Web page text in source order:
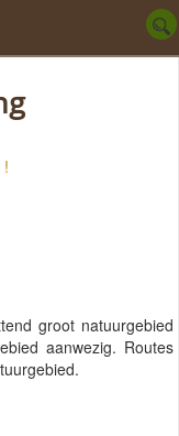
!
groot natuurgebied
aanwezig. Routes